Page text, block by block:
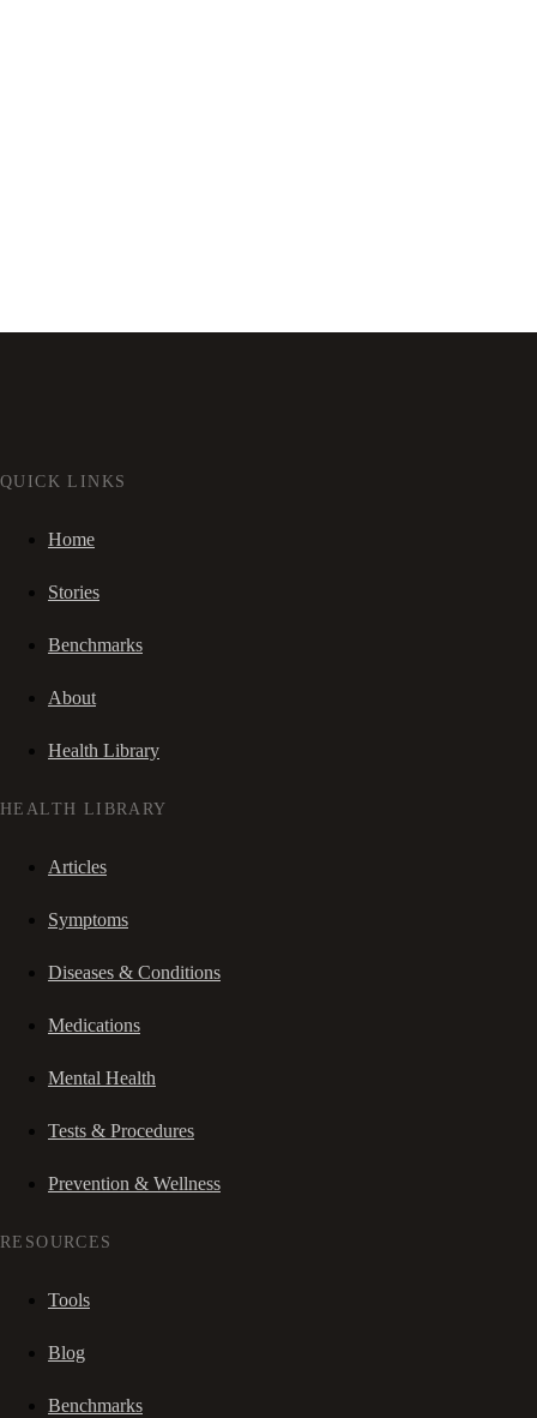
QUICK LINKS
Home
Stories
Benchmarks
About
Health Library
HEALTH LIBRARY
Articles
Symptoms
Diseases & Conditions
Medications
Mental Health
Tests & Procedures
Prevention & Wellness
RESOURCES
Tools
Blog
Benchmarks